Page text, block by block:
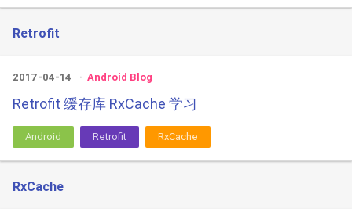
Retrofit
2017-04-14 Android Blog
Retrofit 缓存库 RxCache 学习
Android Retrofit RxCache
RxCache